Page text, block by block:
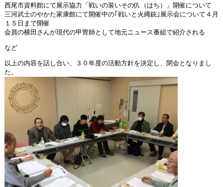
西尾市資料館にて展示協力「戦いの装いその仈（はち）」開催について
三河武士のやかた家康館にて開催中の｢戦いと火縄銃｣展示会について４月
１５日まで開催
会員の横田さんが現代の甲冑師として地元ニュース番組で紹介される
など
以上の内容を話し合い、３０年度の活動方針を決定し、閉会となりまし
た。